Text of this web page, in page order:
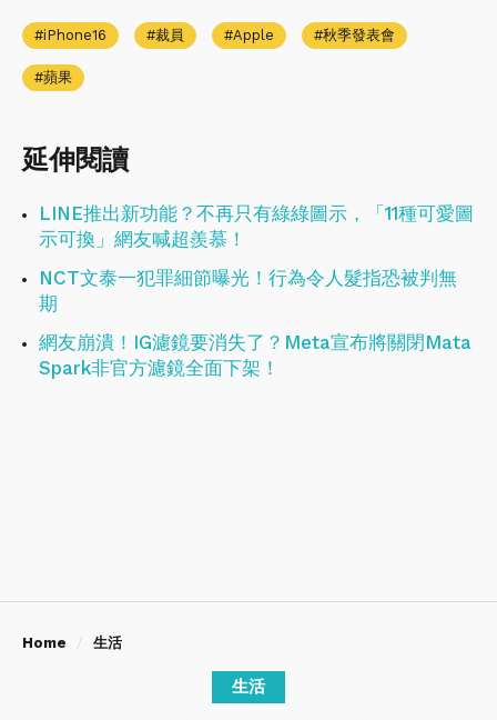
iPhone16 裁員 Apple 秋季發表會
蘋果
延伸閱讀
LINE推出新功能？不再只有綠綠圖示，「11種可愛圖
示可換」網友喊超羨慕！
NCT文泰一犯罪細節曝光！行為令人髮指恐被判無
期
網友崩潰！IG濾鏡要消失了？Meta宣布將關閉Mata
Spark非官方濾鏡全面下架！
Home 生活
生活